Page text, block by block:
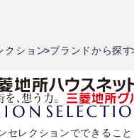
クション ブランドから探す
セレクションでできること